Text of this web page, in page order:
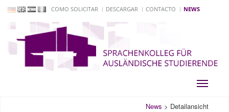
COMO SOLICITAR DESCARGAR CONTACTO NEWS
Toggle
News > Detailansicht